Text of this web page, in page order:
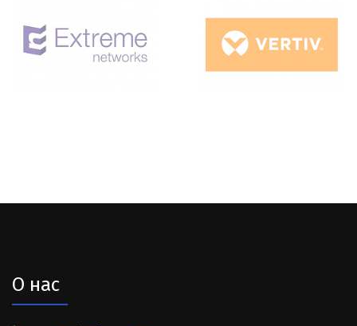
О нас